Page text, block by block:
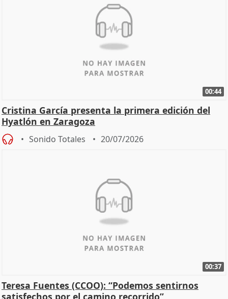
00:44
Cristina García presenta la primera edición del
Hyatlón en Zaragoza
Sonido Totales 20/07/2026
00:37
Teresa Fuentes (CCOO): “Podemos sentirnos
satisfechos por el camino recorrido”